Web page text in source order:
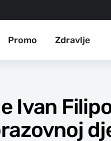
Promo Zdravlje
Ivan